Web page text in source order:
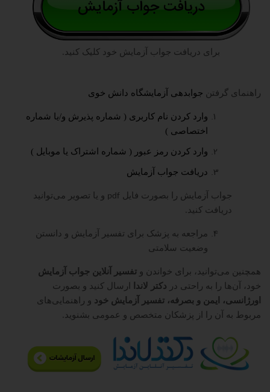
برای دریافت جواب آزمایش خود کلیک کنید.
راهنمای گرفتن جوابدهی آزمایشگاه دانش خوی
وارد کردن نام کاربری ( شماره پذیرش و/یا شماره
اختصاصی )
وارد کردن رمز عبور ( شماره اشتراک یا موبایل )
دریافت جواب آزمایش
جواب آزمایش را بصورت فایل pdf و یا تصویر می‌توانید
دریافت کنید.
مراجعه به پزشک برای تفسیر آزمایش و دانستن
وضعیت سلامتی
همچنین می‌توانید، برای خواندن و تفسیر آنلاین جواب آزمایش
خود، آن‌ها را به راحتی در دکتر لاندا
ارسال کنید و بصورت
اورژانسی، ایمن و بصرفه، تفسیر آزمایش خود و راهنمایی‌های
مربوط به آن را از پزشکان متخصص و عمومی بشنوید.